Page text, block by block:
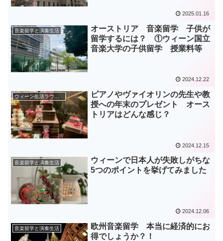
2025.01.16
音楽留学と演奏生活
オーストリア 音楽留学 子供が
留学するには？ ①ウィーン国立
音楽大学の子供留学 授業料等
2024.12.22
ウィーン生活ラウンジ
ピアノやヴァイオリンの先生や教
授への年末のプレゼント オース
トリアはどんな感じ？
2024.12.15
音楽留学と演奏生活
ウィーンで日本人が失敗しがちな
5つのポイントを挙げてみました
2024.12.06
音楽留学と演奏生活
欧州音楽留学 本当に経済的にお
得でしょうか？！